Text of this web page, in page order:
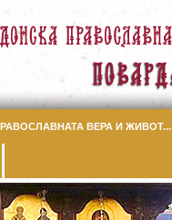
ВЕРА И ЖИВОТ...